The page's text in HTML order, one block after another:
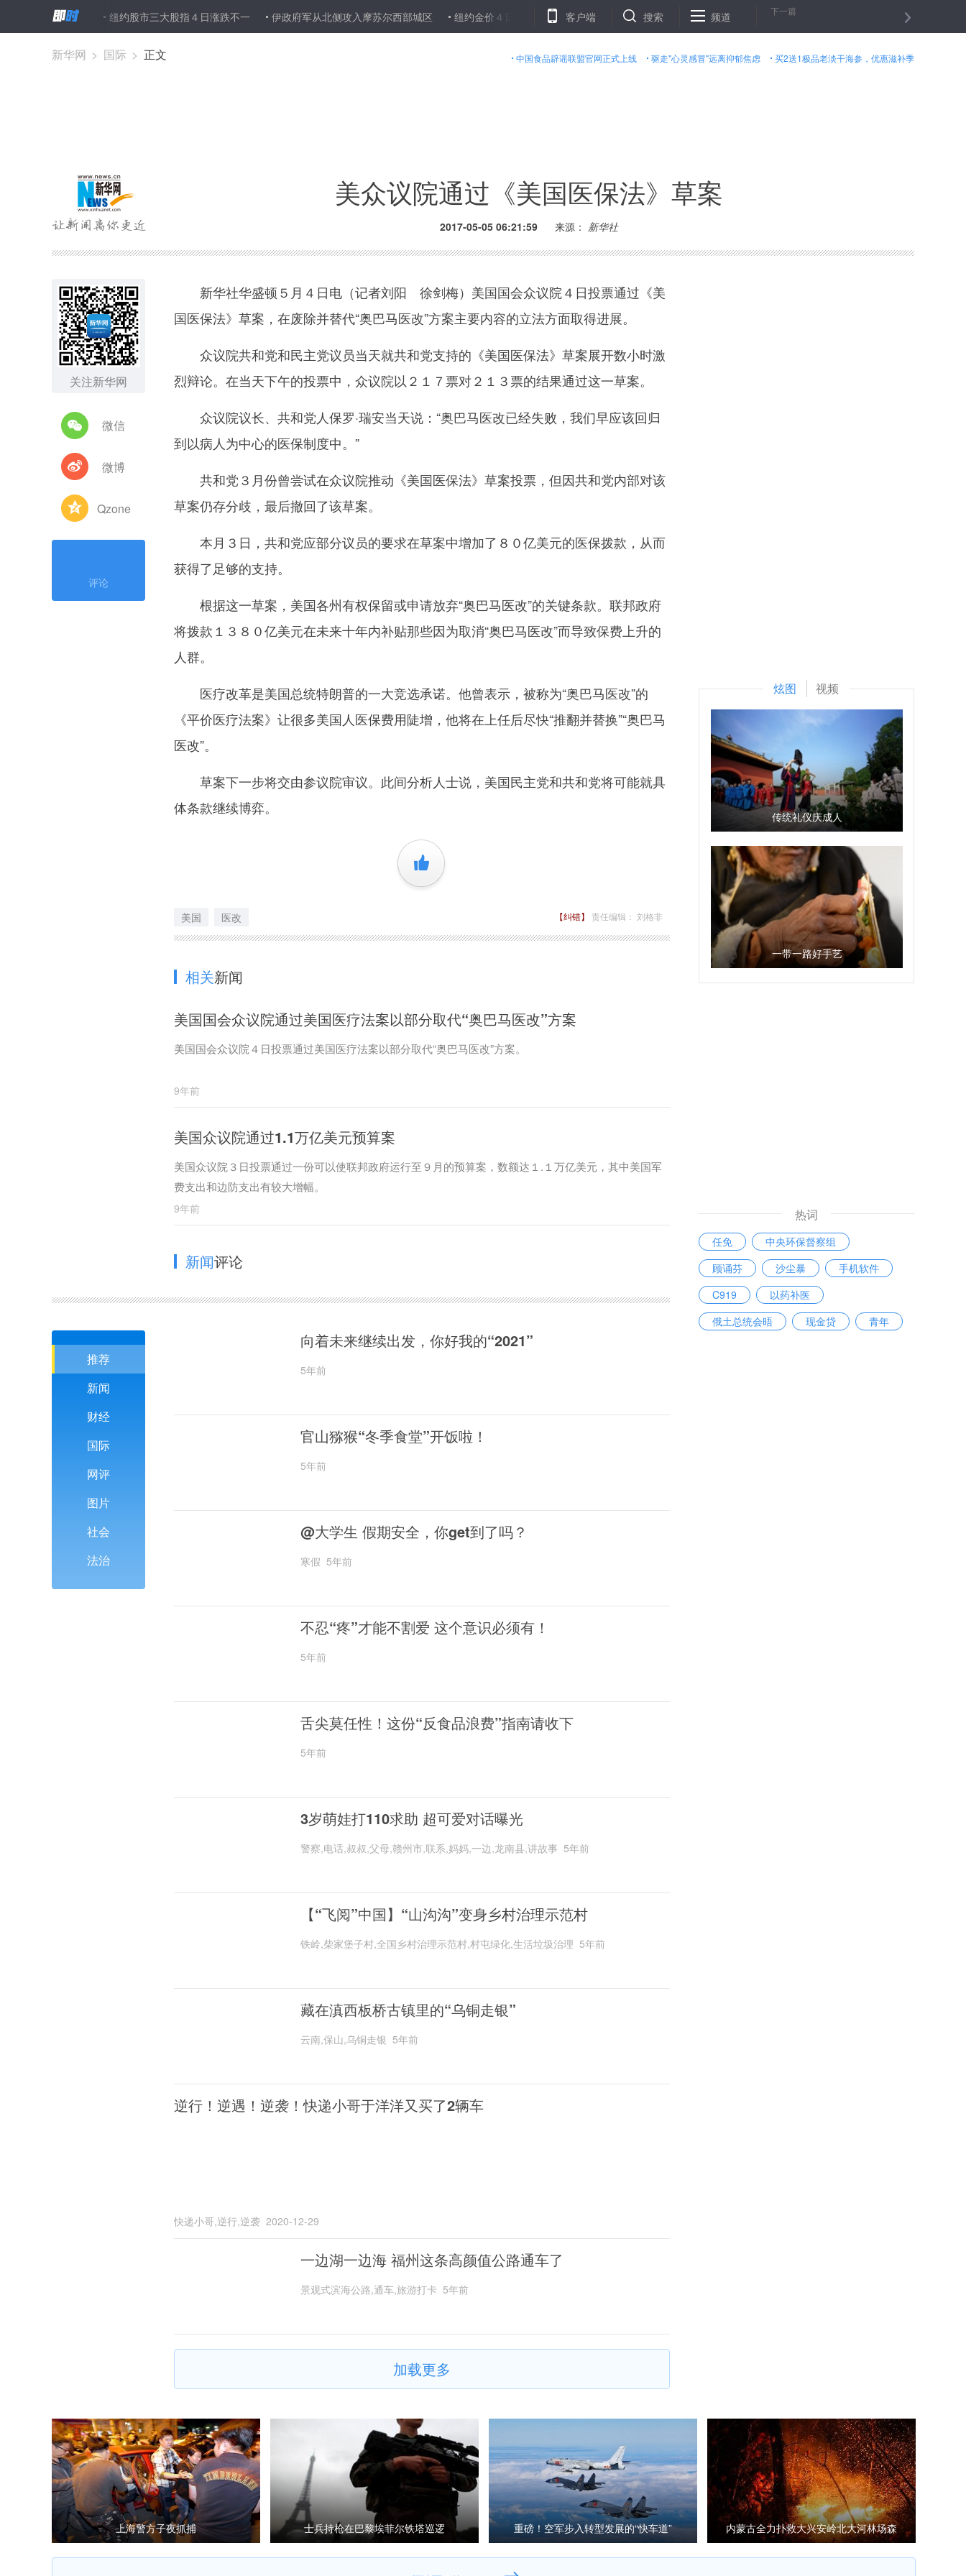
纽约股市三大股指４日涨跌不一 伊政府军从北侧攻入摩苏尔西部城区 纽约金价４日下跌 国际油价４日下跌 美元对多数主要货币汇率４日下跌 纽约商品交易所黄金期货市场６月黄金
客户端 搜索 频道 下一篇
中国食品辟谣联盟官网正式上线 驱走"心灵感冒"远离抑郁焦虑 买2送1极品老淡干海参，优惠滋补季
新华网 > 国际 > 正文
美众议院通过《美国医保法》草案
2017-05-05 06:21:59 来源： 新华社
关注新华网
微信
微博
Qzone
评论
新华社华盛顿５月４日电（记者刘阳 徐剑梅）美国国会众议院４日投票通过《美
国医保法》草案，在废除并替代“奥巴马医改”方案主要内容的立法方面取得进展。
众议院共和党和民主党议员当天就共和党支持的《美国医保法》草案展开数小时激
烈辩论。在当天下午的投票中，众议院以２１７票对２１３票的结果通过这一草案。
众议院议长、共和党人保罗·瑞安当天说：“奥巴马医改已经失败，我们早应该回归
到以病人为中心的医保制度中。”
共和党３月份曾尝试在众议院推动《美国医保法》草案投票，但因共和党内部对该
草案仍存分歧，最后撤回了该草案。
本月３日，共和党应部分议员的要求在草案中增加了８０亿美元的医保拨款，从而
获得了足够的支持。
根据这一草案，美国各州有权保留或申请放弃“奥巴马医改”的关键条款。联邦政府
将拨款１３８０亿美元在未来十年内补贴那些因为取消“奥巴马医改”而导致保费上升的
人群。
医疗改革是美国总统特朗普的一大竞选承诺。他曾表示，被称为“奥巴马医改”的
《平价医疗法案》让很多美国人医保费用陡增，他将在上任后尽快“推翻并替换”“奥巴马
医改”。
草案下一步将交由参议院审议。此间分析人士说，美国民主党和共和党将可能就具
体条款继续博弈。
+1
美国 医改 【纠错】 责任编辑： 刘格非
相关新闻
美国国会众议院通过美国医疗法案以部分取代“奥巴马医改”方案
美国国会众议院４日投票通过美国医疗法案以部分取代“奥巴马医改”方案。
9年前
美国众议院通过1.1万亿美元预算案
美国众议院３日投票通过一份可以使联邦政府运行至９月的预算案，数额达１.１万亿美元，其中美国军
费支出和边防支出有较大增幅。
9年前
新闻评论
推荐
新闻
财经
国际
网评
图片
社会
法治
向着未来继续出发，你好我的“2021”
5年前
官山猕猴“冬季食堂”开饭啦！
5年前
@大学生 假期安全，你get到了吗？
寒假 5年前
不忍“疼”才能不割爱 这个意识必须有！
5年前
舌尖莫任性！这份“反食品浪费”指南请收下
5年前
3岁萌娃打110求助 超可爱对话曝光
警察,电话,叔叔,父母,赣州市,联系,妈妈,一边,龙南县,讲故事 5年前
【“飞阅”中国】“山沟沟”变身乡村治理示范村
铁岭,柴家堡子村,全国乡村治理示范村,村屯绿化,生活垃圾治理 5年前
藏在滇西板桥古镇里的“乌铜走银”
云南,保山,乌铜走银 5年前
逆行！逆遇！逆袭！快递小哥于洋洋又买了2辆车
快递小哥,逆行,逆袭 2020-12-29
一边湖一边海 福州这条高颜值公路通车了
景观式滨海公路,通车,旅游打卡 5年前
加载更多
炫图 视频
传统礼仪庆成人
一带一路好手艺
热词
任免
中央环保督察组
顾诵芬
沙尘暴
手机软件
C919
以药补医
俄土总统会晤
现金贷 青年
上海警方子夜抓捕 士兵持枪在巴黎埃菲尔铁塔巡逻 重磅！空军步入转型发展的“快车道”
内蒙古全力扑救大兴安岭北大河林场森